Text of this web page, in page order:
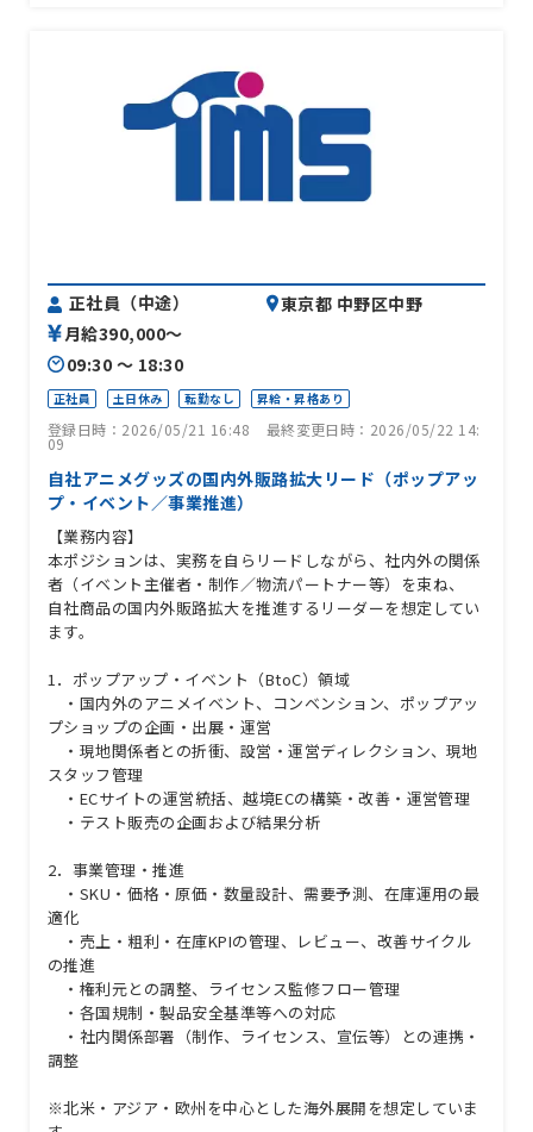
正社員（中途）
月給390,000〜
09:30 〜 18:30
東京都 中野区中野
正社員 土日休み 転勤なし 昇給・昇格あり
登録日時：2026/05/21 16:48 最終変更日時：2026/05/22 14:
09
自社アニメグッズの国内外販路拡大リード（ポップアッ
プ・イベント／事業推進）
【業務内容】
本ポジションは、実務を自らリードしながら、社内外の関係
者（イベント主催者・制作／物流パートナー等）を束ね、
自社商品の国内外販路拡大を推進するリーダーを想定してい
ます。
1．ポップアップ・イベント（BtoC）領域
・国内外のアニメイベント、コンベンション、ポップアッ
プショップの企画・出展・運営
・現地関係者との折衝、設営・運営ディレクション、現地
スタッフ管理
・ECサイトの運営統括、越境ECの構築・改善・運営管理
・テスト販売の企画および結果分析
2．事業管理・推進
・SKU・価格・原価・数量設計、需要予測、在庫運用の最
適化
・売上・粗利・在庫KPIの管理、レビュー、改善サイクル
の推進
・権利元との調整、ライセンス監修フロー管理
・各国規制・製品安全基準等への対応
・社内関係部署（制作、ライセンス、宣伝等）との連携・
調整
※北米・アジア・欧州を中心とした海外展開を想定していま